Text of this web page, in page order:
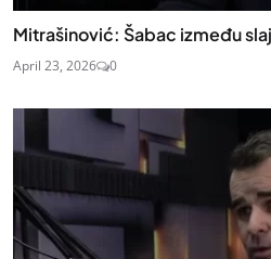
Mitrašinović: Šabac između
April 23, 2026 0